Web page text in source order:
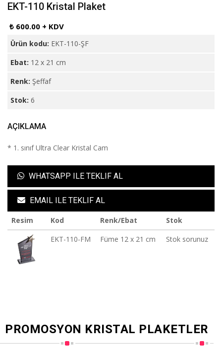
EKT-110 Kristal Plaket
₺ 600.00 + KDV
Ürün kodu: EKT-110-ŞF
Ebat: 12 x 21 cm
Renk: Şeffaf
Stok: 6
AÇIKLAMA
* 1. sınıf Ultra Clear Kristal Cam
WHATSAPP ILE TEKLIF AL
EMAIL ILE TEKLIF AL
Resim Kod Renk/Ebat
Stok
EKT-110-FM
Füme 12 x 21 cm Stok sorunuz
PROMOSYON KRISTAL PLAKETLER